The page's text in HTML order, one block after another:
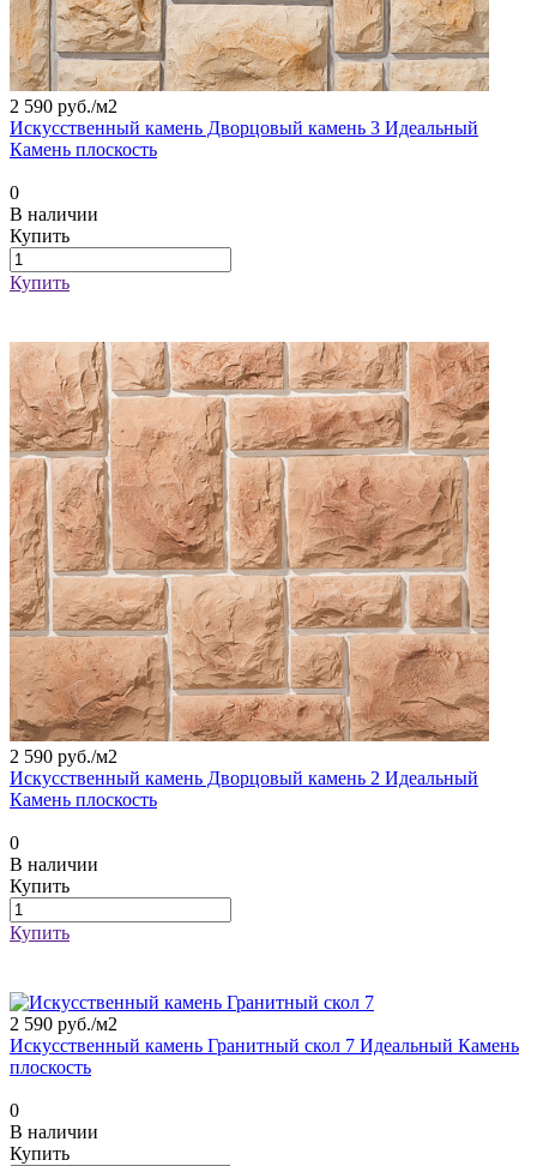
2 590 руб./м2
Искусственный камень Дворцовый камень 3 Идеальный
Камень плоскость
0
В наличии
Купить
Купить
2 590 руб./м2
Искусственный камень Дворцовый камень 2 Идеальный
Камень плоскость
0
В наличии
Купить
Купить
2 590 руб./м2
Искусственный камень Гранитный скол 7 Идеальный Камень
плоскость
0
В наличии
Купить